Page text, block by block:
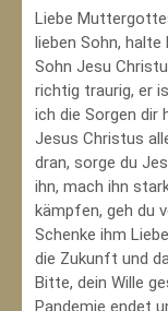
Liebe
lieben Sohn,
Sohn Jesu
richtig traurig, er
ich die Sorgen dir
Jesus Christus
dran, sorge du
ihn, mach ihn
kämpfen, geh du
Schenke ihm
die Zukunft und
Bitte, dein Wille
Pandemie endet